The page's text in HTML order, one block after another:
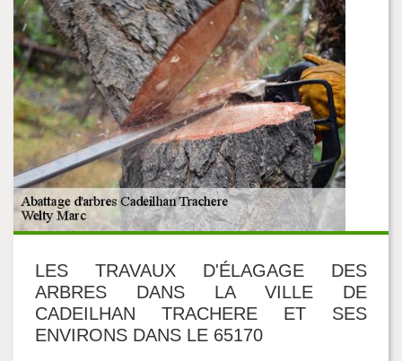
LES TRAVAUX D'ÉLAGAGE DES
ARBRES DANS LA VILLE DE
CADEILHAN TRACHERE ET SES
ENVIRONS DANS LE 65170